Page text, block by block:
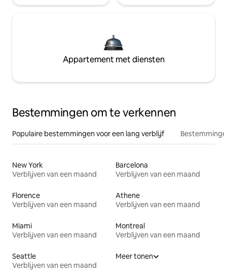
Appartement met diensten
Bestemmingen om te verkennen
Populaire bestemmingen voor een lang verblijf
New York
Verblijven van een maand
Barcelona
Verblijven van een maand
Florence
Verblijven van een maand
Athene
Verblijven van een maand
Miami
Verblijven van een maand
Montreal
Verblijven van een maand
Seattle
Verblijven van een maand
Meer tonen